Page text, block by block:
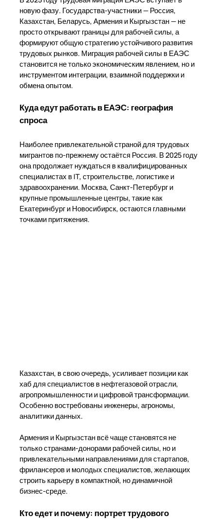
новую фазу. Государства-участники — Россия,
Казахстан, Беларусь, Армения и Кыргызстан — не
просто открывают границы для рабочей силы, а
формируют общую стратегию устойчивого развития
трудовых рынков. Миграция рабочей силы в ЕАЭС
становится не только экономическим явлением, но и
инструментом интеграции, взаимной поддержки и
обмена опытом.
Куда едут работать в ЕАЭС: география
спроса
Наиболее привлекательной страной для трудовых
мигрантов по-прежнему остаётся Россия. В 2025 году
она продолжает нуждаться в квалифицированных
специалистах в IT, строительстве, логистике и
здравоохранении. Москва, Санкт-Петербург и
крупные промышленные центры, такие как
Екатеринбург и Новосибирск, остаются главными
точками притяжения.
Казахстан, в свою очередь, усиливает позиции как
хаб для специалистов в нефтегазовой отрасли,
агропромышленности и цифровой трансформации.
Особенно востребованы инженеры, агрономы,
аналитики данных.
Армения и Кыргызстан всё чаще становятся не
только странами-донорами рабочей силы, но и
привлекательными направлениями для стартапов,
фрилансеров и молодых специалистов, желающих
строить карьеру в компактной, но динамичной
бизнес-среде.
Кто едет и почему: портрет трудового